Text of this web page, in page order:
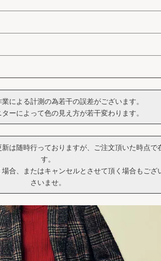
による計測の為若干の誤差がございます。
ーによって色の見え方が若干変わります。
は随時行っておりますが、ご注文頂いた時点
す。
合、またはキャンセルとさせて頂く場合もご
さいませ。